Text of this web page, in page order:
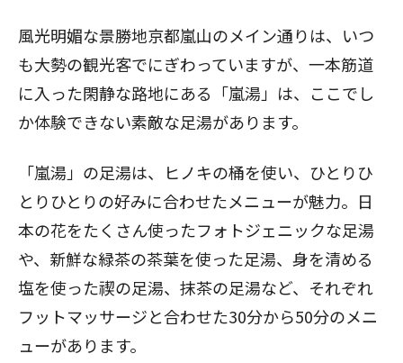
風光明媚な景勝地京都嵐山のメイン通りは、いつ
も大勢の観光客でにぎわっていますが、一本筋道
に入った閑静な路地にある「嵐湯」は、ここでし
か体験できない素敵な足湯があります。
「嵐湯」の足湯は、ヒノキの桶を使い、ひとりひ
とりひとりの好みに合わせたメニューが魅力。日
本の花をたくさん使ったフォトジェニックな足湯
や、新鮮な緑茶の茶葉を使った足湯、身を清める
塩を使った禊の足湯、抹茶の足湯など、それぞれ
フットマッサージと合わせた30分から50分のメニ
ューがあります。